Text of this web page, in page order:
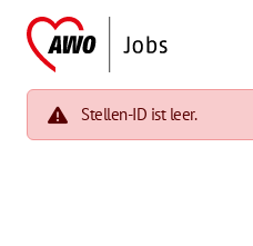
Stellen-ID ist leer.